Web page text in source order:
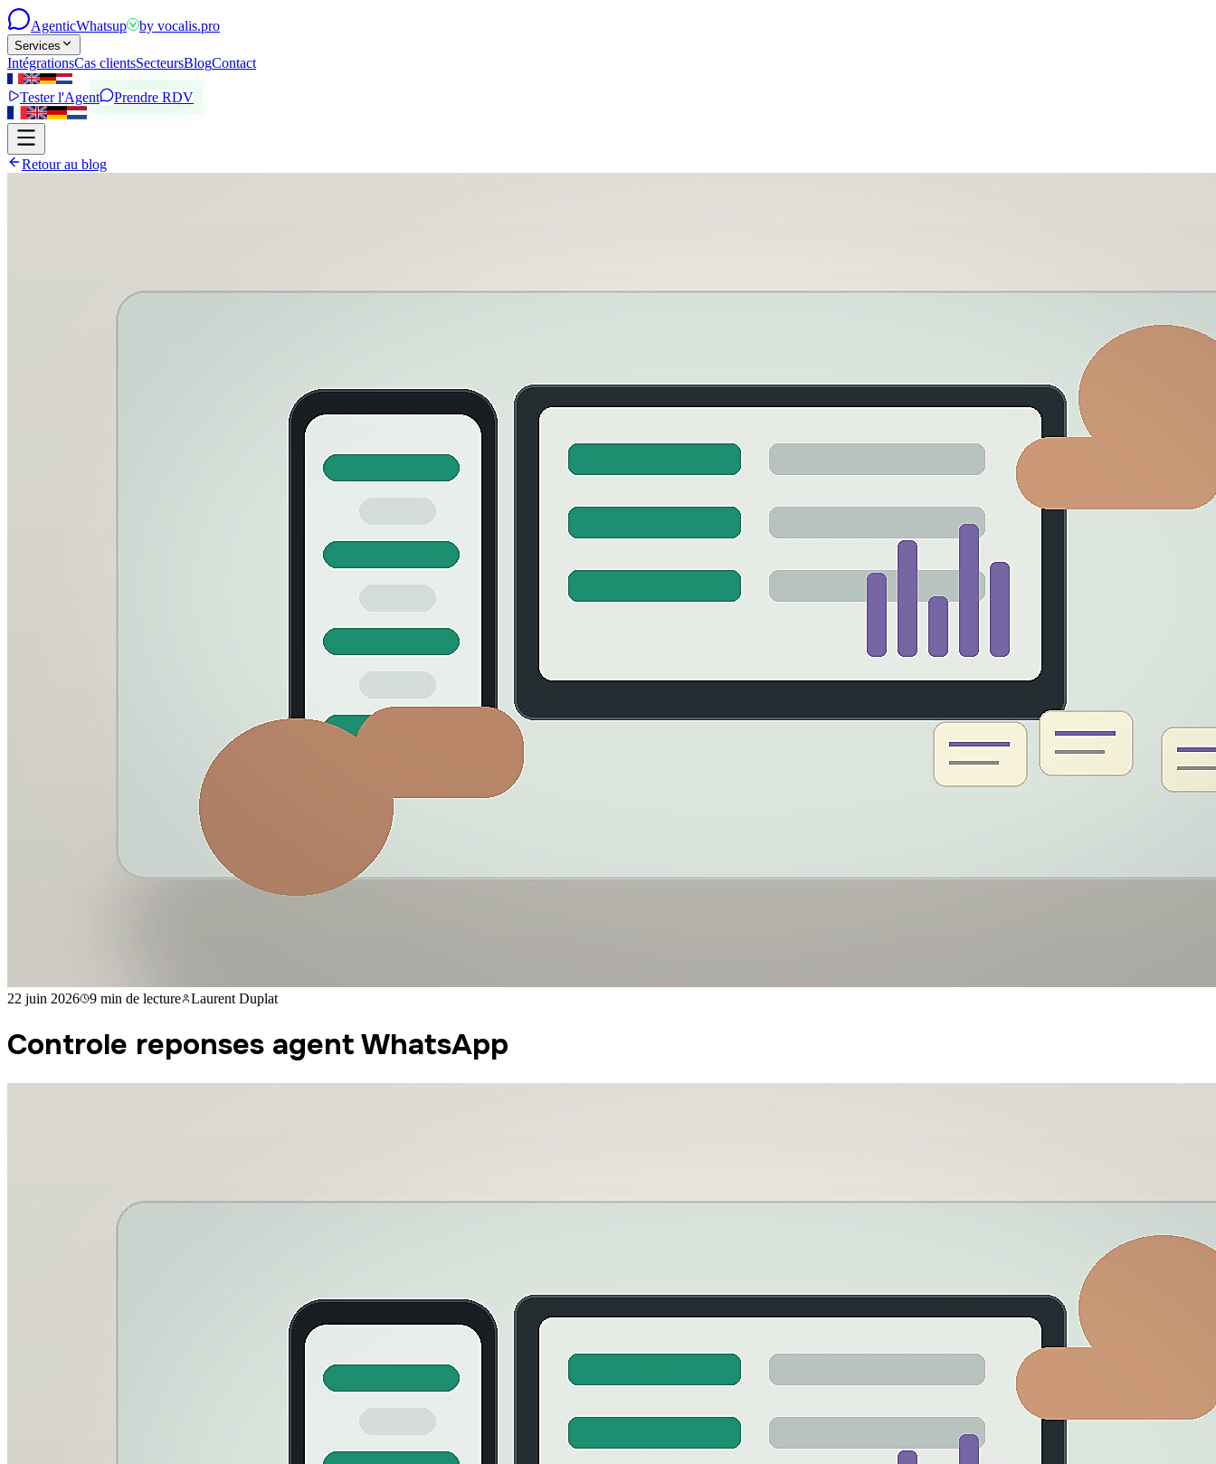
AgenticWhatsup by vocalis.pro
Services
IntégrationsCas clientsSecteursBlogContact
Tester l'Agent Prendre RDV
Retour au blog
22 juin 2026 9 min de lecture Laurent Duplat
Controle reponses agent WhatsApp